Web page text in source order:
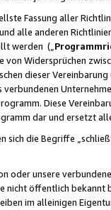
Fassung aller
alle anderen
werden („
von Widersprüchen
dieser
Diese
dar und ersetzt
sich die Begriffe
oder unsere
nicht öffentlich
im alleinigen